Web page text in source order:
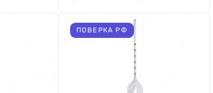
ПОВЕРКА РФ